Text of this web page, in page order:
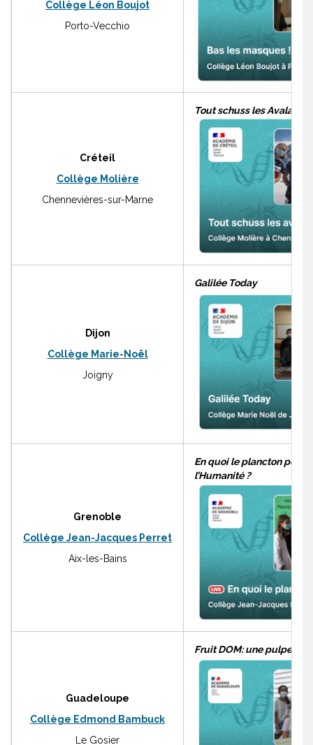
Collège Léon Boujot
Porto-Vecchio
Créteil
Collège Molière
Chennevières-sur-Marne
Tout schuss les
Dijon
Collège Marie-Noël
Joigny
Galilée Today
Grenoble
Collège Jean-Jacques Perret
Aix-les-Bains
En quoi le plancton
l’Humanité ?
Guadeloupe
Collège Edmond Bambuck
Le Gosier
Fruit DOM: une pulpe